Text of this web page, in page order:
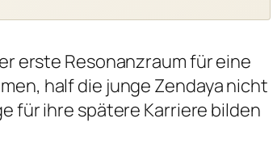
erste Resonanzraum für eine
half die junge Zendaya nicht
für ihre spätere Karriere bilden